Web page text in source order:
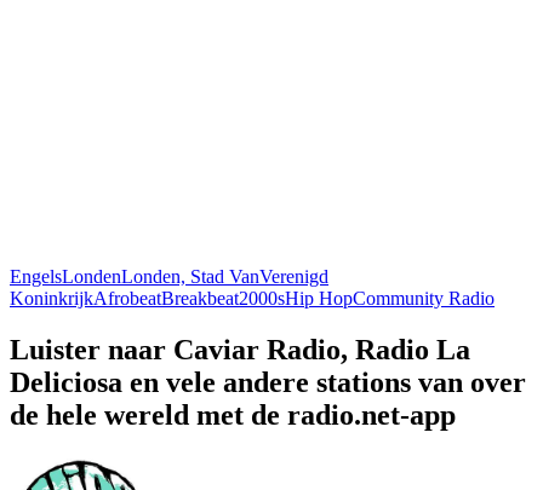
EngelsLondenLonden, Stad VanVerenigd
KoninkrijkAfrobeatBreakbeat2000sHip HopCommunity Radio
Luister naar Caviar Radio, Radio La
Deliciosa en vele andere stations van over
de hele wereld met de radio.net-app